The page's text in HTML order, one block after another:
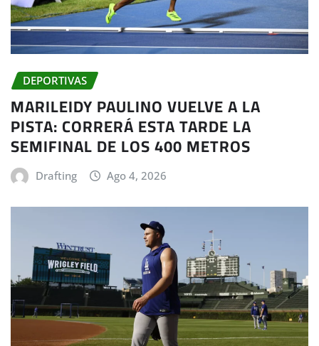
DEPORTIVAS
MARILEIDY PAULINO VUELVE A LA
PISTA: CORRERÁ ESTA TARDE LA
SEMIFINAL DE LOS 400 METROS
Drafting Ago 4, 2026